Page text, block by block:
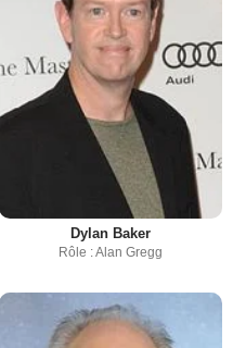
Dylan Baker
Rôle : Alan Gregg